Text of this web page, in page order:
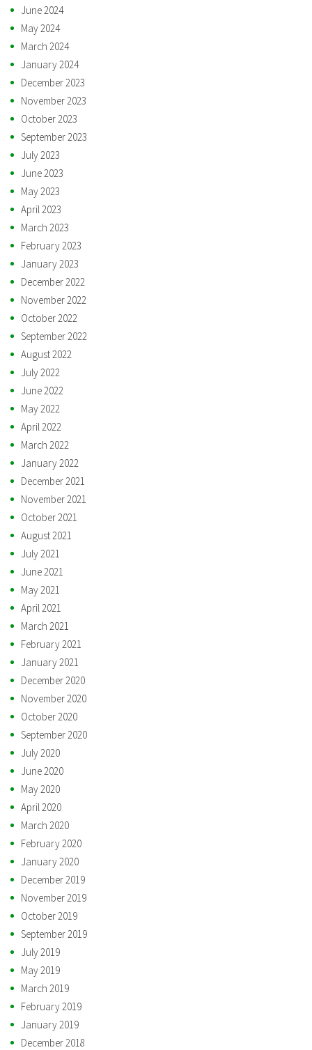
June 2024
May 2024
March 2024
January 2024
December 2023
November 2023
October 2023
September 2023
July 2023
June 2023
May 2023
April 2023
March 2023
February 2023
January 2023
December 2022
November 2022
October 2022
September 2022
August 2022
July 2022
June 2022
May 2022
April 2022
March 2022
January 2022
December 2021
November 2021
October 2021
August 2021
July 2021
June 2021
May 2021
April 2021
March 2021
February 2021
January 2021
December 2020
November 2020
October 2020
September 2020
July 2020
June 2020
May 2020
April 2020
March 2020
February 2020
January 2020
December 2019
November 2019
October 2019
September 2019
July 2019
May 2019
March 2019
February 2019
January 2019
December 2018